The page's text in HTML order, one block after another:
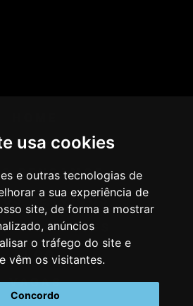
usa cookies
e outras tecnologias de
a sua experiência de
site, de forma a mostrar
anúncios
o tráfego do site e
vêm os visitantes.
Concordo
AGÊNCIA
PENSAMOS
SERVIÇOS
& CLIENTES
BLOG
VAGAS